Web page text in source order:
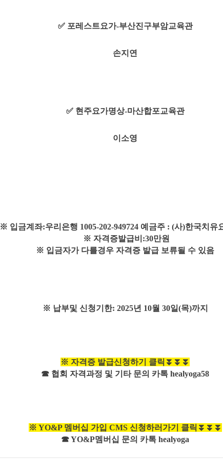
✅ 포레스트요가-부산진구부암교육관
손지연
✅ 현주요가명상-마산합포교육관
이소영
※ 입금계좌:우리은행 1005-202-949724 예금주 : (사)한국치유
※ 자격증발급비:30만원
※ 입금자가 다를경우 자격증 발급 보류될 수 있음
※ 납부및 신청기한: 2025년 10월 30일(목)까지
※ 자격증 발급신청하기 클릭⏬⏬⏬
☎ 협회 자격과정 및 기타 문의 카톡 healyoga58
※ YO&P 멤버십 가입 CMS 신청하러가기 클릭⏬⏬⏬
☎ YO&P멤버십 문의 카톡 healyoga